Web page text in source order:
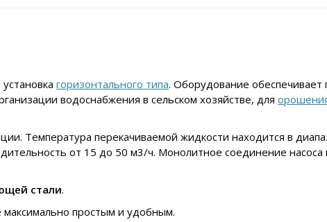
горизонтального типа. Оборудование обеспечивает
водоснабжения в сельском хозяйстве, для
Температура перекачиваемой жидкости находится в
от 15 до 50 м3/ч. Монолитное соединение
стали.
простым и удобным.